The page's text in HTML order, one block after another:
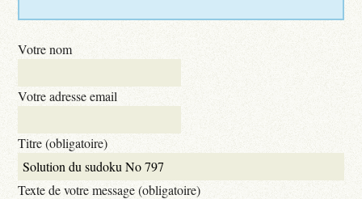
Votre nom
Votre adresse email
Titre (obligatoire)
Texte de votre message (obligatoire)